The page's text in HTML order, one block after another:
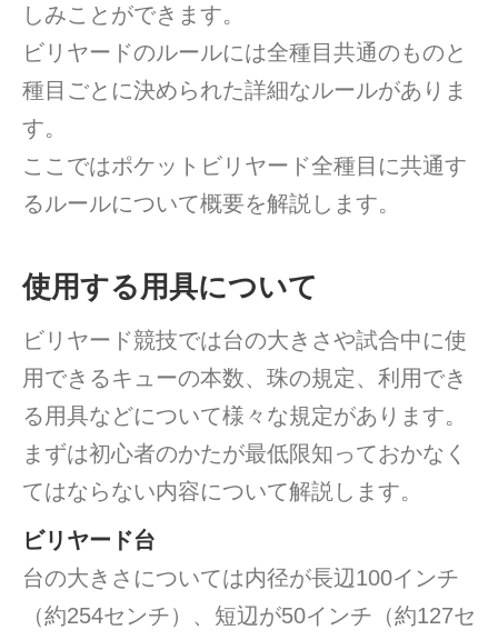
しみことができます。
ビリヤードのルールには全種目共通のものと
種目ごとに決められた詳細なルールがありま
す。
ここではポケットビリヤード全種目に共通す
るルールについて概要を解説します。
使用する用具について
ビリヤード競技では台の大きさや試合中に使
用できるキューの本数、珠の規定、利用でき
る用具などについて様々な規定があります。
まずは初心者のかたが最低限知っておかなく
てはならない内容について解説します。
ビリヤード台
台の大きさについては内径が長辺100インチ
（約254センチ）、短辺が50インチ（約127セ